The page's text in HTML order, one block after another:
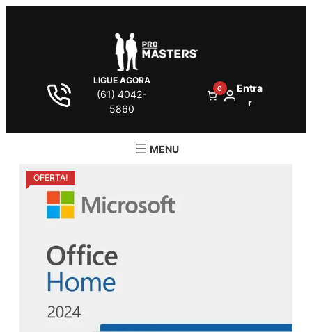
LIGUE AGORA
(61) 4042-
5860
0
Entra
r
OFERTA!